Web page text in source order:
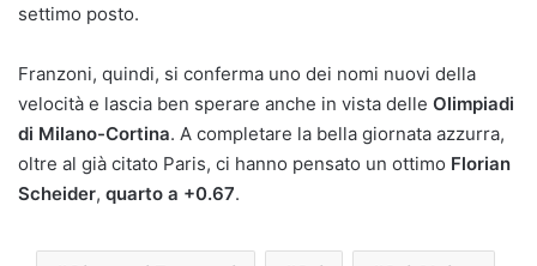
settimo posto.
Franzoni, quindi, si conferma uno dei nomi nuovi della
velocità e lascia ben sperare anche in vista delle Olimpiadi
di Milano-Cortina. A completare la bella giornata azzurra,
oltre al già citato Paris, ci hanno pensato un ottimo Florian
Scheider, quarto a +0.67.